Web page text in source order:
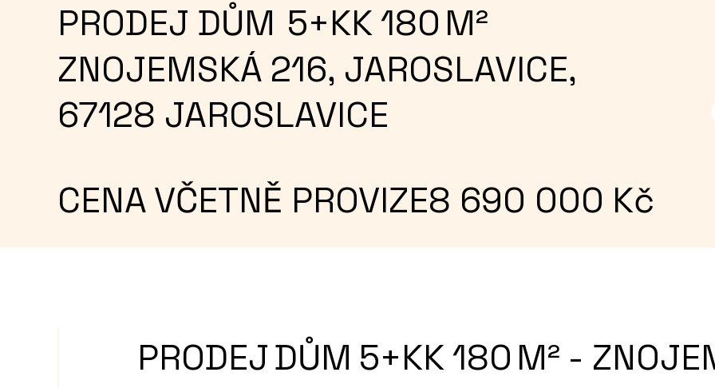
PRODEJ DŮM 5+KK180 M²
ZNOJEMSKÁ 216, JAROSLAVICE,
67128 JAROSLAVICE
CENA VČETNĚ PROVIZE8 690 000 Kč
PRODEJDŮM 5+KK180 M² -